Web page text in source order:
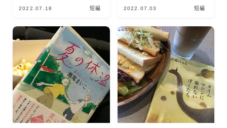
2022.07.18 短編 2022.07.03 短編